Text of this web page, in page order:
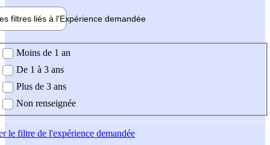
filtres liés à l'Expérience demandée
demandée
Moins de 1 an
De 1 à 3 ans
Plus de 3 ans
Non renseignée
le filtre de l'expérience demandée